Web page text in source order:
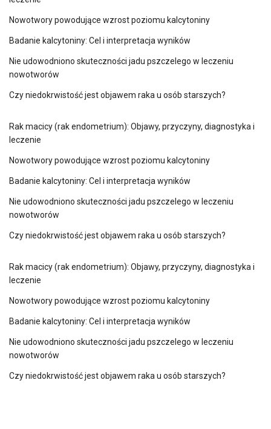
Nowotwory powodujące wzrost poziomu kalcytoniny
Badanie kalcytoniny: Cel i interpretacja wyników
Nie udowodniono skuteczności jadu pszczelego w leczeniu
nowotworów
Czy niedokrwistość jest objawem raka u osób starszych?
Rak macicy (rak endometrium): Objawy, przyczyny, diagnostyka i
leczenie
Nowotwory powodujące wzrost poziomu kalcytoniny
Badanie kalcytoniny: Cel i interpretacja wyników
Nie udowodniono skuteczności jadu pszczelego w leczeniu
nowotworów
Czy niedokrwistość jest objawem raka u osób starszych?
Rak macicy (rak endometrium): Objawy, przyczyny, diagnostyka i
leczenie
Nowotwory powodujące wzrost poziomu kalcytoniny
Badanie kalcytoniny: Cel i interpretacja wyników
Nie udowodniono skuteczności jadu pszczelego w leczeniu
nowotworów
Czy niedokrwistość jest objawem raka u osób starszych?